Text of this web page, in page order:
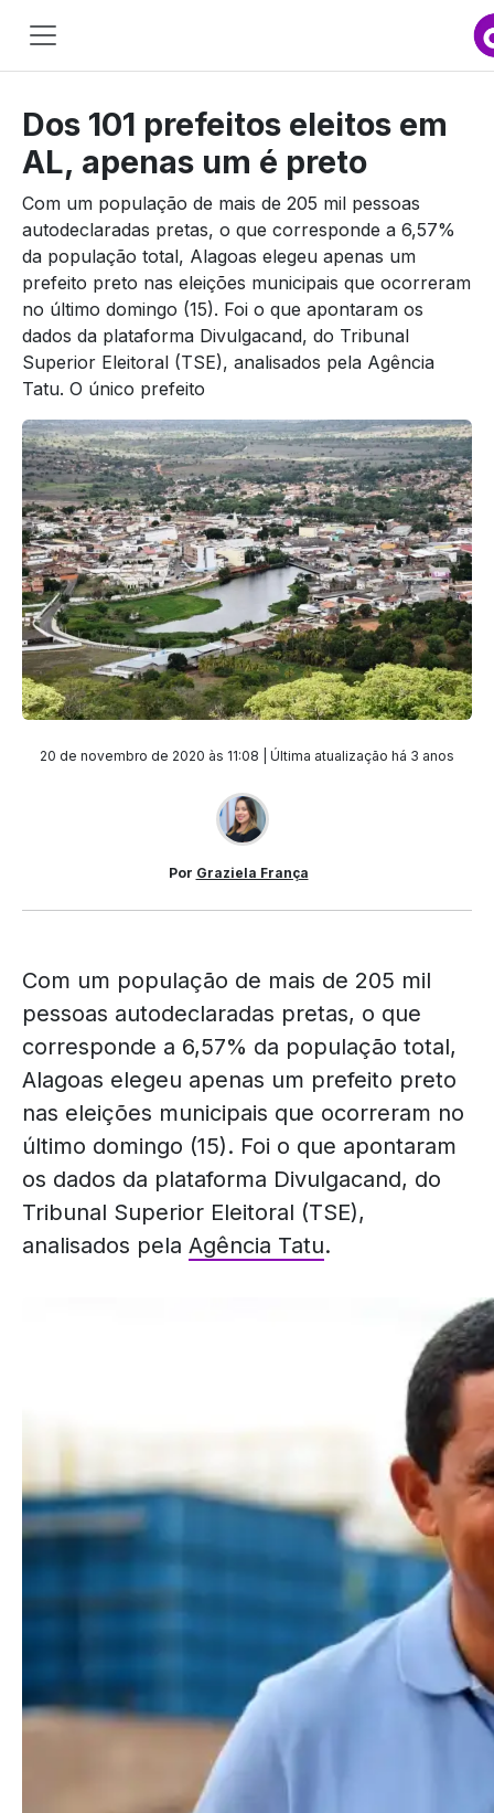
Pular para o conteúdo
Main
Dos 101 prefeitos eleitos em
AL, apenas um é preto
Com um população de mais de 205 mil pessoas
autodeclaradas pretas, o que corresponde a 6,57%
da população total, Alagoas elegeu apenas um
prefeito preto nas eleições municipais que ocorreram
no último domingo (15). Foi o que apontaram os
dados da plataforma Divulgacand, do Tribunal
Superior Eleitoral (TSE), analisados pela Agência
Tatu. O único prefeito
20 de novembro de 2020 às 11:08 | Última atualização há 3 anos
Por Graziela França
Com um população de mais de 205 mil
pessoas autodeclaradas pretas, o que
corresponde a 6,57% da população total,
Alagoas elegeu apenas um prefeito preto
nas eleições municipais que ocorreram no
último domingo (15). Foi o que apontaram
os dados da plataforma Divulgacand, do
Tribunal Superior Eleitoral (TSE),
analisados pela Agência Tatu.